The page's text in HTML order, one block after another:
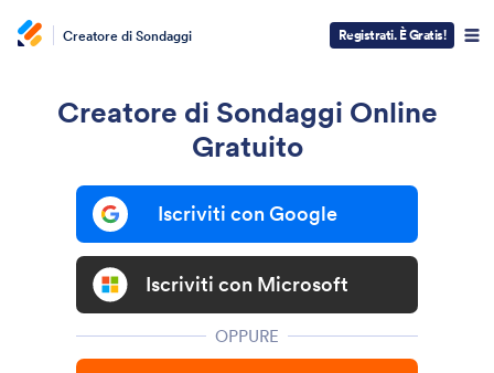
Creatore di Sondaggi Registrati. È Gratis!
Creatore di Sondaggi Online
Gratuito
Iscriviti con Google
Iscriviti con Microsoft
OPPURE